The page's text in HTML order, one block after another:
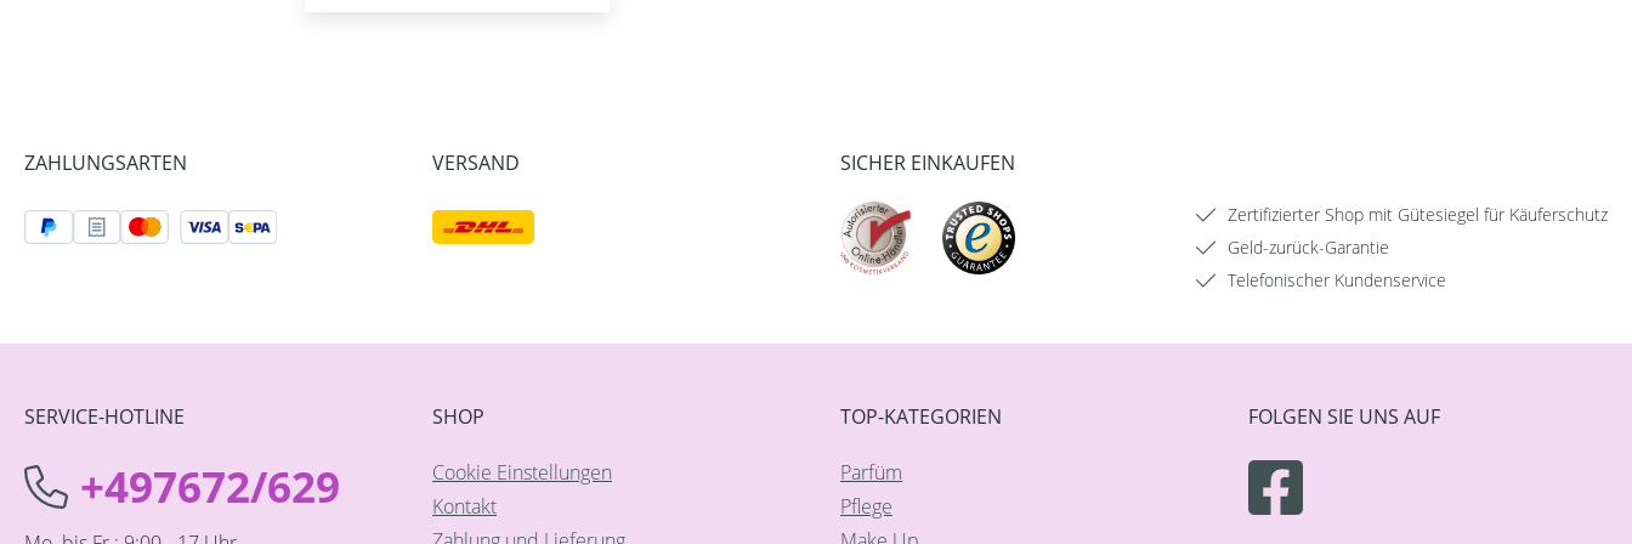
ZAHLUNGSARTEN VERSAND SICHER EINKAUFEN
Zertifizierter Shop mit Gütesiegel für Käuferschutz
Geld-zurück-Garantie
Telefonischer Kundenservice
SERVICE-HOTLINE
+497672/629
SHOP
Cookie Einstellungen
Kontakt
TOP-KATEGORIEN
Parfüm
Pflege
FOLGEN SIE UNS AUF